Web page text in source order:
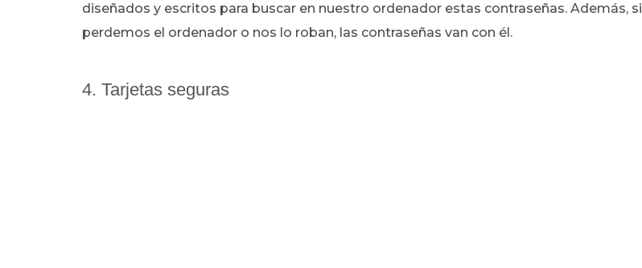
diseñados y escritos para buscar en nuestro ordenador estas contraseñas. Además, si
perdemos el ordenador o nos lo roban, las contraseñas van con él.
4. Tarjetas seguras